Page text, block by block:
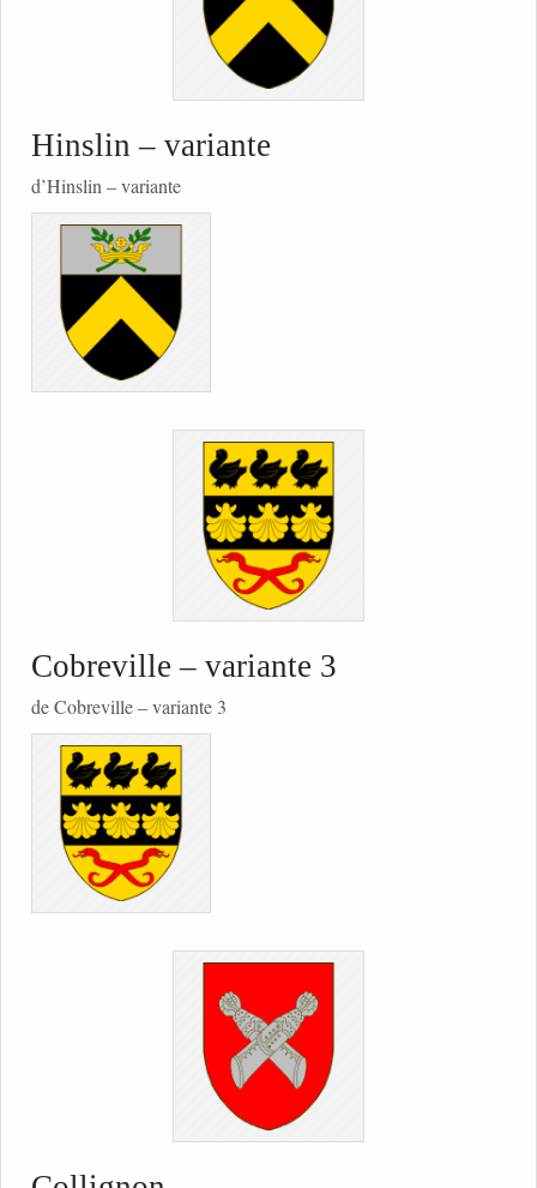
Hinslin – variante
d’Hinslin – variante
Cobreville – variante 3
de Cobreville – variante 3